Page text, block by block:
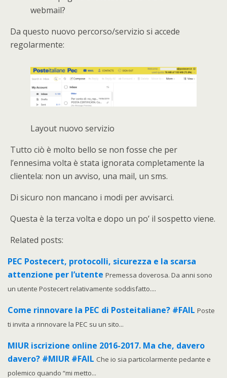
webmail?
Da questo nuovo percorso/servizio si accede
regolarmente:
Layout nuovo servizio
Tutto ciò è molto bello se non fosse che per
l’ennesima volta è stata ignorata completamente la
clientela: non un avviso, una mail, un sms.
Di sicuro non mancano i modi per avvisarci.
Questa è la terza volta e dopo un po’ il sospetto viene.
Related posts:
PEC Postecert, protocolli, sicurezza e la scarsa
attenzione per l’utente Premessa doverosa. Da anni sono
un utente Postecert relativamente soddisfatto....
Come rinnovare la PEC di Posteitaliane? #FAIL Poste
ti invita a rinnovare la PEC su un sito...
MIUR iscrizione online 2016-2017. Ma che, davero
davero? #MIUR #FAIL Che io sia particolarmente pedante e
polemico quando “mi metto...